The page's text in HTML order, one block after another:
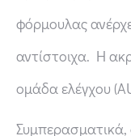
φόρμουλας
αντίστοιχα. Η
ομάδα ελέγχου
Συμπερασματικά,